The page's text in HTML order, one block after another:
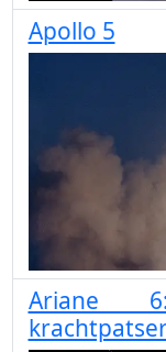
Apollo 5
Ariane